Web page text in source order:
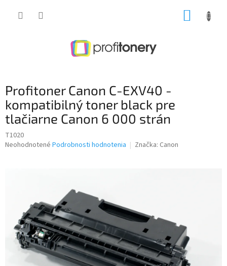
Profitoner Canon C-EXV40 -
kompatibilný toner black pre
tlačiarne Canon 6 000 strán
T1020
Priemerné
hviezdičiek.
Neohodnotené Podrobnosti hodnotenia Značka: Canon